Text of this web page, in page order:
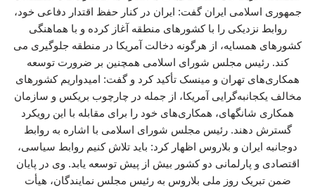
جمهوری اسلامی ایران گفت: ایران در کنار حفظ اقتدار دفاعی خود،
روابط نزدیکی را با کشورهای منطقه آغاز کرده و با هماهنگی
کشورهای همسایه، از هرگونه دخالت آمریکا در منطقه جلوگیری می
کند. رئیس مجلس شورای اسلامی همچنین بر ضرورت توسعه
همکاری‌های تهران و مینسک تأکید کرد و گفت: امیدواریم کشورهای
مخالف یکجانبه‌گرایی آمریکا، از جمله در چارچوب بریکس و سازمان
همکاری شانگهای، همکاری‌های خود را برای مقابله با این رویکرد
گسترش دهند. رئیس مجلس شورای اسلامی با اشاره به روابط
دوجانبه ایران و بلاروس اظهار کرد: باید تلاش کنیم روابط سیاسی،
اقتصادی و پارلمانی دو کشور بیش از پیش توسعه یابد. وی در پایان
ضمن تبریک روز ملی بلاروس به رئیس مجلس نمایندگان، هیأت